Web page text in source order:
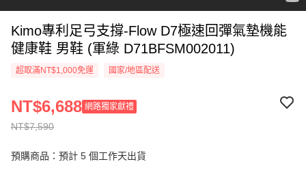
Kimo專利足弓支撐-Flow D7極速回彈氣墊機能
健康鞋 男鞋 (軍綠 D71BFSM002011)
超取滿NT$1,000免運 國家/地區配送
NT$7,590
NT$6,688 網路獨家獻禮
預購商品：預計 5 個工作天出貨